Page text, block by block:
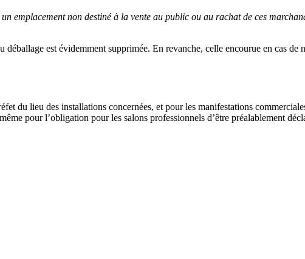
emplacement non destiné à la vente au public ou au rachat de ces
est évidemment supprimée. En revanche, celle encourue en cas de
du lieu des installations concernées, et pour les manifestations
pour l’obligation pour les salons professionnels d’être préalablement